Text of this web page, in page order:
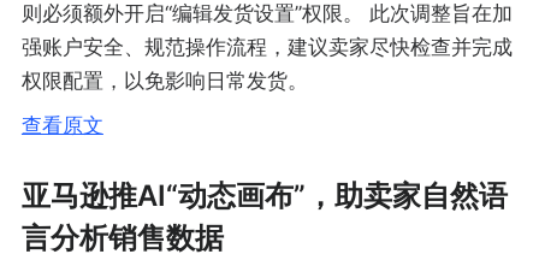
则必须额外开启“编辑发货设置”权限。 此次调整旨在加
强账户安全、规范操作流程，建议卖家尽快检查并完成
权限配置，以免影响日常发货。
查看原文
亚马逊推AI“动态画布”，助卖家自然语
言分析销售数据